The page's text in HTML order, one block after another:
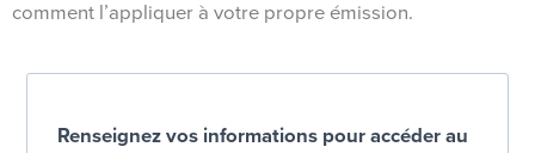
comment l’appliquer à votre propre émission.
Renseignez vos informations pour accéder au